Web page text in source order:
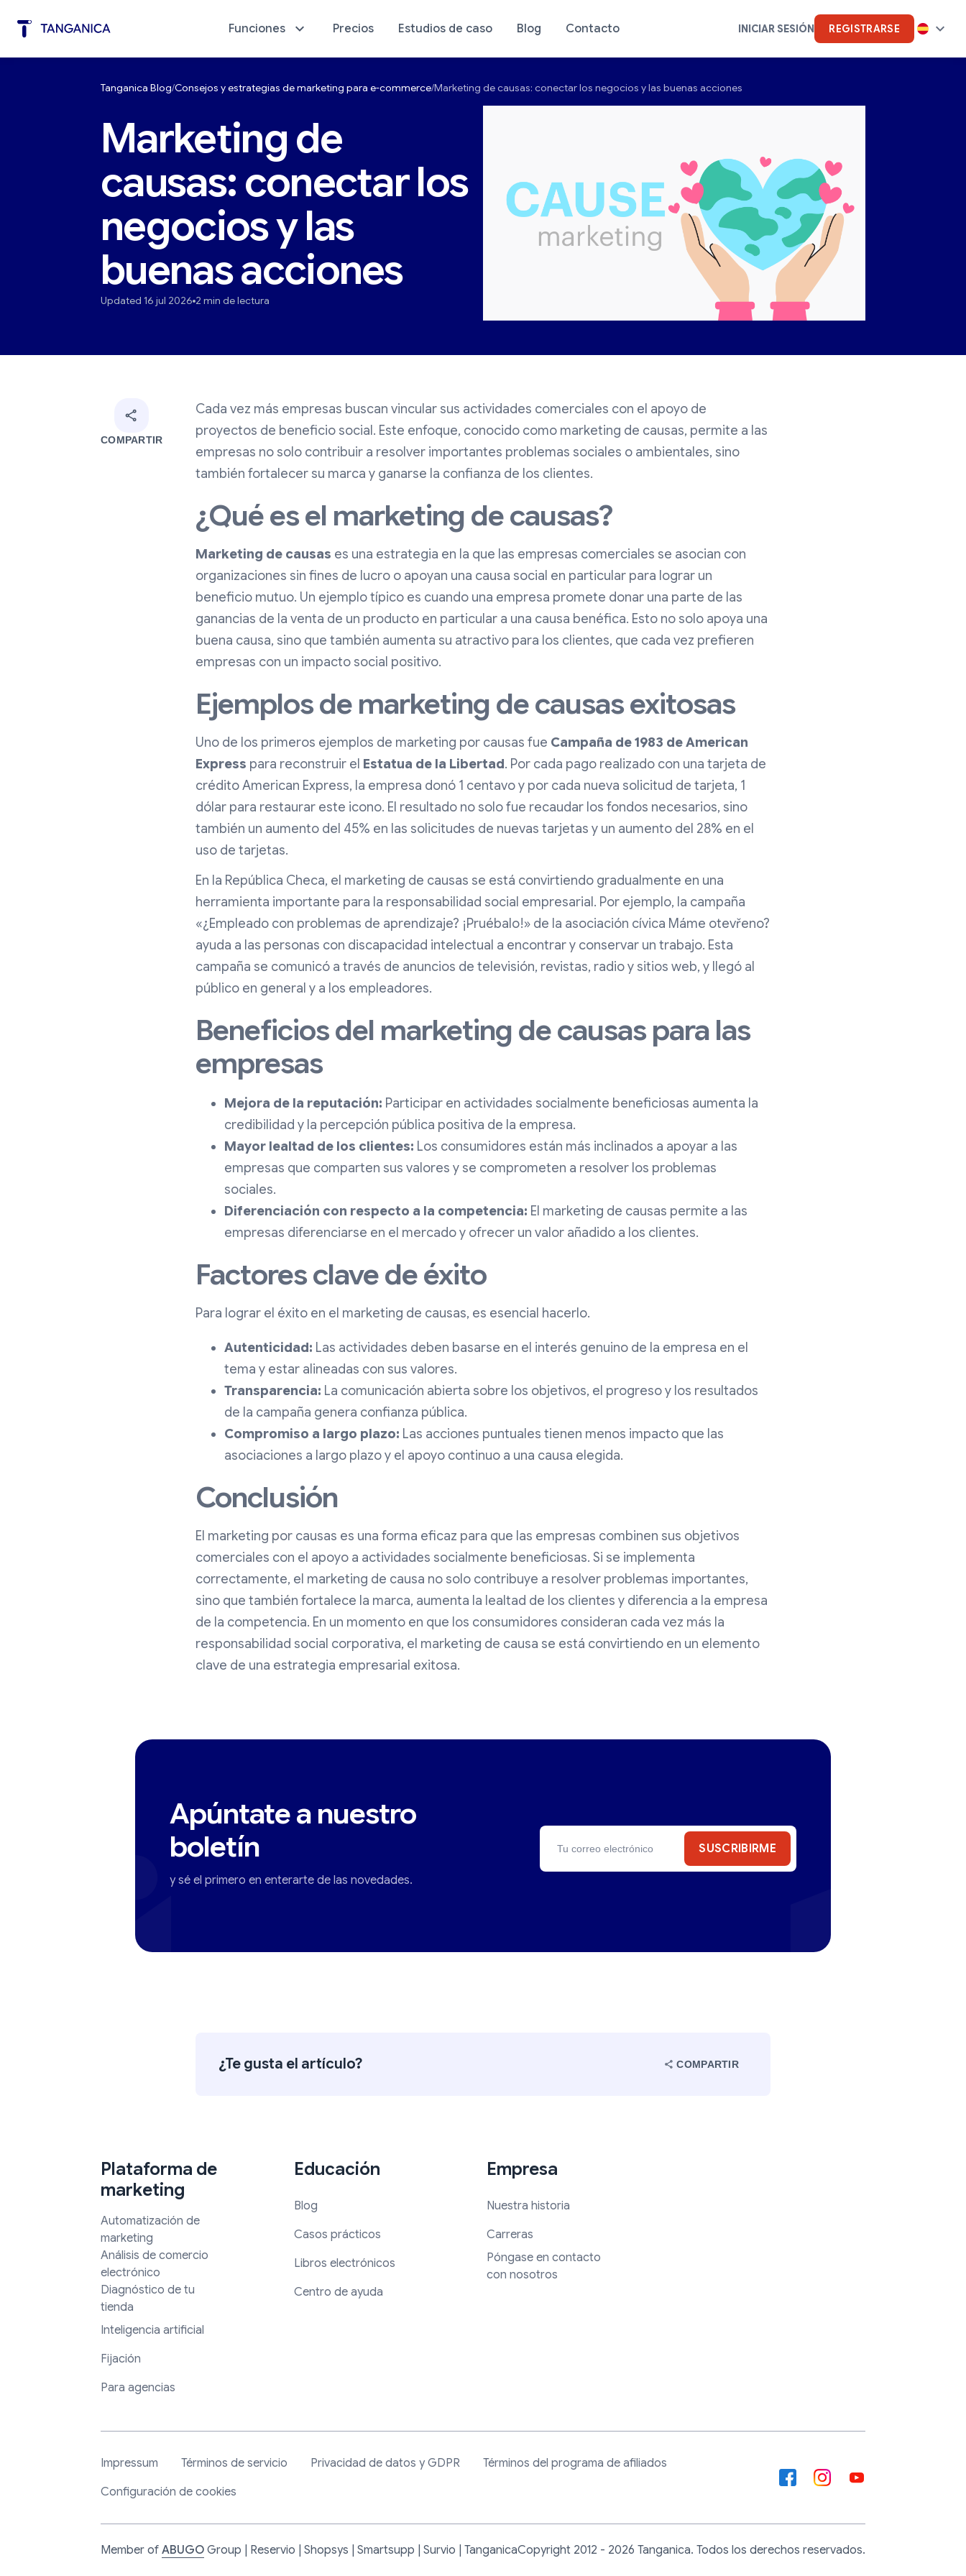
Funciones
Automatización de marketing Diagnóstico de tu tienda Análisis de tu tienda
Precios Estudios de caso Blog Contacto INICIAR SESIÓN REGISTRARSE
Tanganica Blog Consejos y estrategias de marketing para e-commerce Marketing de causas: conectar los negocios y las buenas acciones
Marketing de
causas: conectar los
negocios y las
buenas acciones
Updated 16 jul 2026 2 min de lectura
COMPARTIR
Cada vez más empresas buscan vincular sus actividades comerciales con el apoyo de
proyectos de beneficio social. Este enfoque, conocido como marketing de causas, permite a las
empresas no solo contribuir a resolver importantes problemas sociales o ambientales, sino
también fortalecer su marca y ganarse la confianza de los clientes.
¿Qué es el marketing de causas?
Marketing de causas es una estrategia en la que las empresas comerciales se asocian con
organizaciones sin fines de lucro o apoyan una causa social en particular para lograr un
beneficio mutuo. Un ejemplo típico es cuando una empresa promete donar una parte de las
ganancias de la venta de un producto en particular a una causa benéfica. Esto no solo apoya una
buena causa, sino que también aumenta su atractivo para los clientes, que cada vez prefieren
empresas con un impacto social positivo.
Ejemplos de marketing de causas exitosas
Uno de los primeros ejemplos de marketing por causas fue Campaña de 1983 de American
Express para reconstruir el Estatua de la Libertad. Por cada pago realizado con una tarjeta de
crédito American Express, la empresa donó 1 centavo y por cada nueva solicitud de tarjeta, 1
dólar para restaurar este icono. El resultado no solo fue recaudar los fondos necesarios, sino
también un aumento del 45% en las solicitudes de nuevas tarjetas y un aumento del 28% en el
uso de tarjetas.
En la República Checa, el marketing de causas se está convirtiendo gradualmente en una
herramienta importante para la responsabilidad social empresarial. Por ejemplo, la campaña
«¿Empleado con problemas de aprendizaje? ¡Pruébalo!» de la asociación cívica Máme otevřeno?
ayuda a las personas con discapacidad intelectual a encontrar y conservar un trabajo. Esta
campaña se comunicó a través de anuncios de televisión, revistas, radio y sitios web, y llegó al
público en general y a los empleadores.
Beneficios del marketing de causas para las
empresas
Mejora de la reputación: Participar en actividades socialmente beneficiosas aumenta la
credibilidad y la percepción pública positiva de la empresa.
Mayor lealtad de los clientes: Los consumidores están más inclinados a apoyar a las
empresas que comparten sus valores y se comprometen a resolver los problemas
sociales.
Diferenciación con respecto a la competencia: El marketing de causas permite a las
empresas diferenciarse en el mercado y ofrecer un valor añadido a los clientes.
Factores clave de éxito
Para lograr el éxito en el marketing de causas, es esencial hacerlo.
Autenticidad: Las actividades deben basarse en el interés genuino de la empresa en el
tema y estar alineadas con sus valores.
Transparencia: La comunicación abierta sobre los objetivos, el progreso y los resultados
de la campaña genera confianza pública.
Compromiso a largo plazo: Las acciones puntuales tienen menos impacto que las
asociaciones a largo plazo y el apoyo continuo a una causa elegida.
Conclusión
El marketing por causas es una forma eficaz para que las empresas combinen sus objetivos
comerciales con el apoyo a actividades socialmente beneficiosas. Si se implementa
correctamente, el marketing de causa no solo contribuye a resolver problemas importantes,
sino que también fortalece la marca, aumenta la lealtad de los clientes y diferencia a la empresa
de la competencia. En un momento en que los consumidores consideran cada vez más la
responsabilidad social corporativa, el marketing de causa se está convirtiendo en un elemento
clave de una estrategia empresarial exitosa.
Apúntate a nuestro
boletín
y sé el primero en enterarte de las novedades.
SUSCRIBIRME
¿Te gusta el artículo? COMPARTIR
Plataforma de
marketing
Automatización de
marketing
Análisis de comercio
electrónico
Diagnóstico de tu
tienda
Inteligencia artificial
Fijación
Para agencias
Educación
Blog
Casos prácticos
Libros electrónicos
Centro de ayuda
Empresa
Nuestra historia
Carreras
Póngase en contacto
con nosotros
Impressum Términos de servicio Privacidad de datos y GDPR
Términos del programa de afiliados
Configuración de cookies
Member of ABUGO Group | Reservio | Shopsys | Smartsupp | Survio | TanganicaCopyright 2012 - 2026 Tanganica. Todos los derechos reservados.